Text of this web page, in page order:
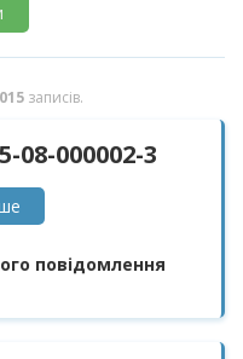
записів.
08-000002-3
повідомлення